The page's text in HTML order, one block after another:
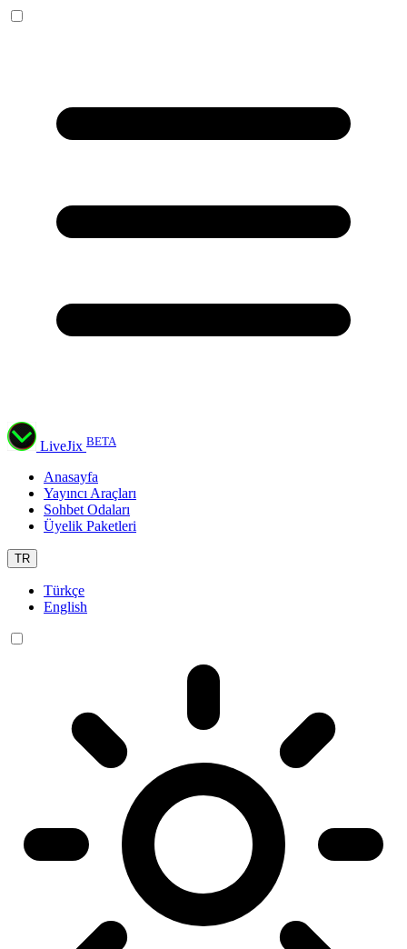
LiveJix BETA
Anasayfa
Yayıncı Araçları
Sohbet Odaları
Üyelik Paketleri
TR
Türkçe
English